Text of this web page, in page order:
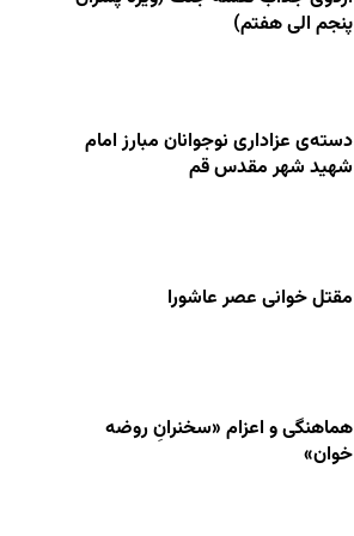
پنجم الی هفتم)
دسته‌ی عزاداری نوجوانان مبارز امام
شهید شهر مقدس قم
مقتل خوانی عصر عاشورا
هماهنگی و اعزام «سخنرانِ روضه
خوان»